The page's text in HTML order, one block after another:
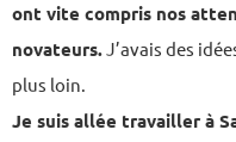
ont vite compris nos
novateurs.J’avais des
plus loin.
Je suis allée travailler à